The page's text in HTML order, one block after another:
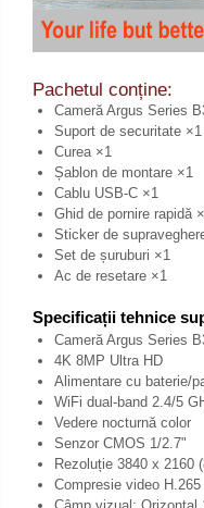
Pachetul conține:
Cameră Argus Series
Suport de securitate ×1
Curea ×1
Șablon de montare ×1
Cablu USB-C ×1
Ghid de pornire rapidă
Sticker de
Set de șuruburi ×1
Ac de resetare ×1
Specificații tehnice
Cameră Argus Series
4K 8MP Ultra HD
Alimentare cu baterie/
WiFi dual-band 2.4/5
Vedere nocturnă color
Senzor CMOS 1/2.7"
Rezoluție 3840 x 2160
Compresie video H.265